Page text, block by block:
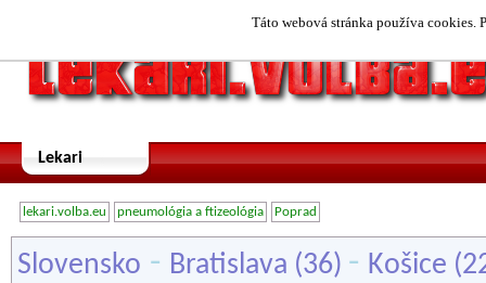
Táto webová stránka používa cookies.
Lekari
lekari.volba.eu pneumológia a ftizeológia Poprad
Slovensko - Bratislava (36) - Košice